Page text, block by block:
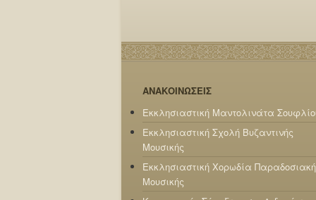
ΑΝΑΚΟΙΝΩΣΕΙΣ
Εκκλησιαστική Μαντολινάτα
Εκκλησιαστική Σχολή Βυζαντινής
Μουσικής
Εκκλησιαστική Χορωδία
Μουσικής